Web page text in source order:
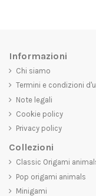
Informazioni
Chi siamo
Termini e condizioni
Note legali
Cookie policy
Privacy policy
Collezioni
Classic Origami
Pop origami animals
Minigami